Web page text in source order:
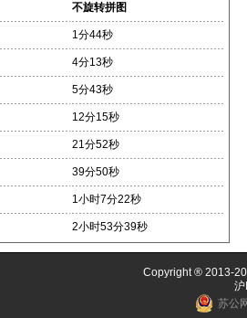
不旋转拼图
1分44秒
4分13秒
5分43秒
12分15秒
21分52秒
39分50秒
1小时7分22秒
2小时53分39秒
Copyright ® 2013-
苏公